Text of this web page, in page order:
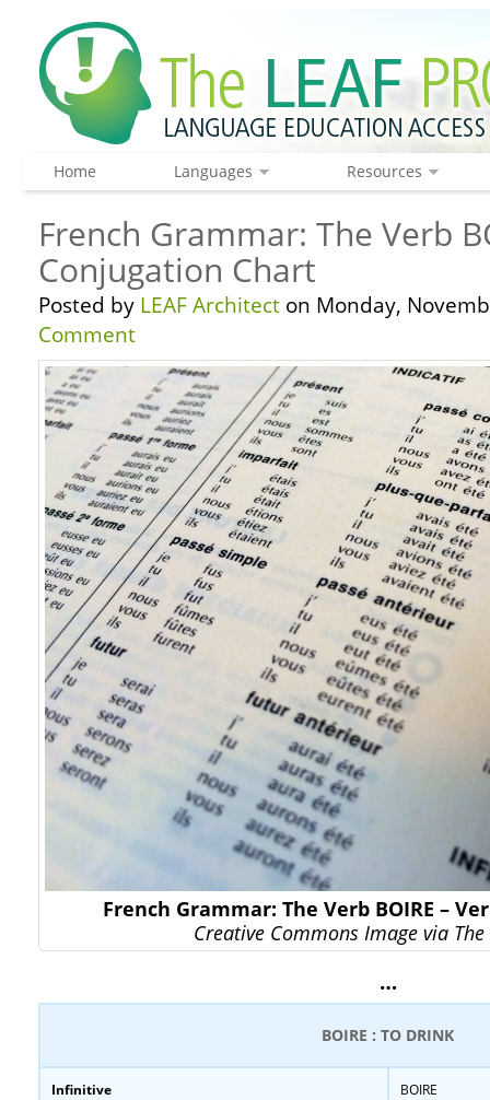
Home Languages Resources
French Grammar: The Verb
Conjugation Chart
Posted by LEAF Architect on Monday,
Comment
French Grammar: The Verb BOIRE –
Creative Commons Image via The
…
BOIRE : TO DRINK
Infinitive BOIRE